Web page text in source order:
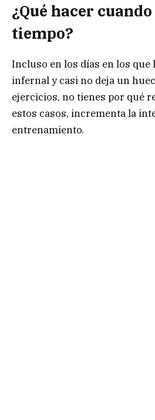
¿Qué hacer
tiempo?
Incluso en los días en los que
infernal y casi no deja un
ejercicios, no tienes por qué
estos casos, incrementa la
entrenamiento.